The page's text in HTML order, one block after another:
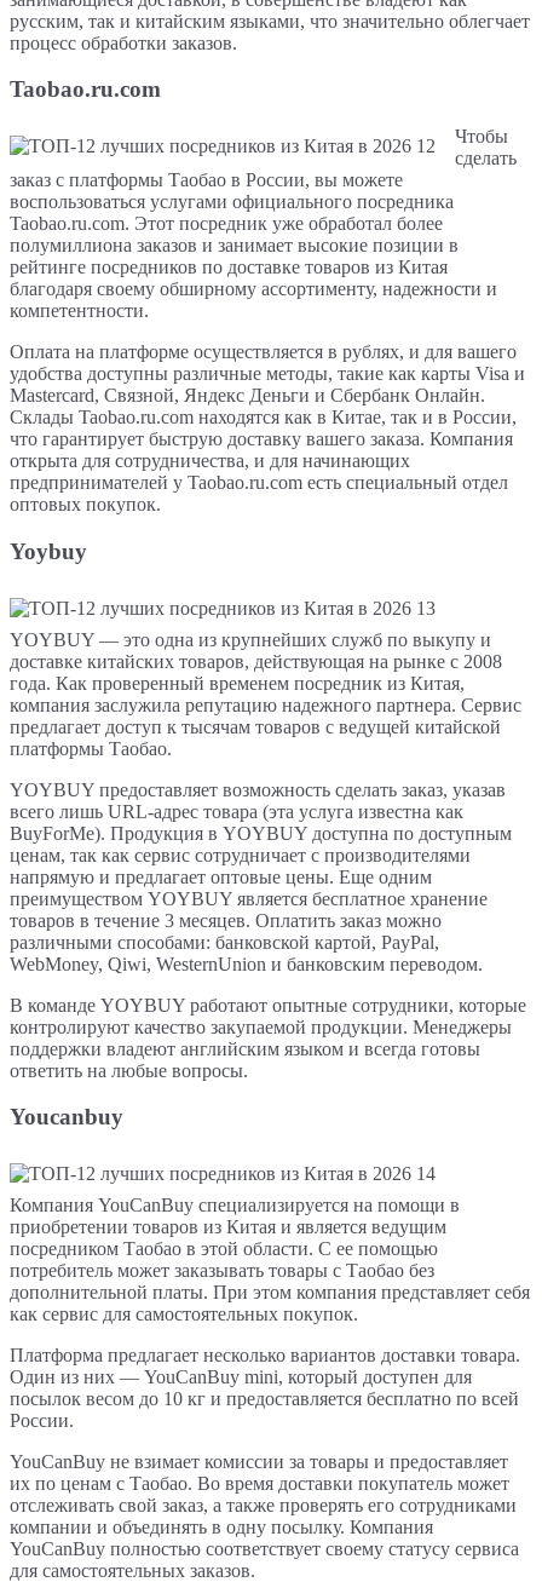
русским, так и китайским языками, что значительно облегчает
процесс обработки заказов.
Taobao.ru.com
Чтобы
сделать
заказ с платформы Таобао в России, вы можете
воспользоваться услугами официального посредника
Taobao.ru.com. Этот посредник уже обработал более
полумиллиона заказов и занимает высокие позиции в
рейтинге посредников по доставке товаров из Китая
благодаря своему обширному ассортименту, надежности и
компетентности.
Оплата на платформе осуществляется в рублях, и для вашего
удобства доступны различные методы, такие как карты Visa и
Mastercard, Связной, Яндекс Деньги и Сбербанк Онлайн.
Склады Taobao.ru.com находятся как в Китае, так и в России,
что гарантирует быструю доставку вашего заказа. Компания
открыта для сотрудничества, и для начинающих
предпринимателей у Taobao.ru.com есть специальный отдел
оптовых покупок.
Yoybuy
YOYBUY — это одна из крупнейших служб по выкупу и
доставке китайских товаров, действующая на рынке с 2008
года. Как проверенный временем посредник из Китая,
компания заслужила репутацию надежного партнера. Сервис
предлагает доступ к тысячам товаров с ведущей китайской
платформы Таобао.
YOYBUY предоставляет возможность сделать заказ, указав
всего лишь URL-адрес товара (эта услуга известна как
BuyForMe). Продукция в YOYBUY доступна по доступным
ценам, так как сервис сотрудничает с производителями
напрямую и предлагает оптовые цены. Еще одним
преимуществом YOYBUY является бесплатное хранение
товаров в течение 3 месяцев. Оплатить заказ можно
различными способами: банковской картой, PayPal,
WebMoney, Qiwi, WesternUnion и банковским переводом.
В команде YOYBUY работают опытные сотрудники, которые
контролируют качество закупаемой продукции. Менеджеры
поддержки владеют английским языком и всегда готовы
ответить на любые вопросы.
Youcanbuy
Компания YouCanBuy специализируется на помощи в
приобретении товаров из Китая и является ведущим
посредником Таобао в этой области. С ее помощью
потребитель может заказывать товары с Таобао без
дополнительной платы. При этом компания представляет себя
как сервис для самостоятельных покупок.
Платформа предлагает несколько вариантов доставки товара.
Один из них — YouCanBuy mini, который доступен для
посылок весом до 10 кг и предоставляется бесплатно по всей
России.
YouCanBuy не взимает комиссии за товары и предоставляет
их по ценам с Таобао. Во время доставки покупатель может
отслеживать свой заказ, а также проверять его сотрудниками
компании и объединять в одну посылку. Компания
YouCanBuy полностью соответствует своему статусу сервиса
для самостоятельных заказов.